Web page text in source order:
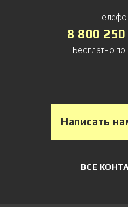
8 800
Бесплатно
Написать
ВСЕ